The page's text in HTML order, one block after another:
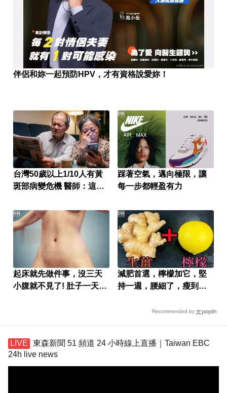
伴侶和妳一起預防HPV，才有資格說愛妳！
台灣50歲以上1/10人有黃
斑部病變危機 醫師：這成
踩著空氣，邁向極限，讓
每一步都輕盈有力
PR
起床就先做件事，沒三天
小腹就不見了! 肚子一天天
PR
減肥首選，檸檬加它，堅
持一週，腰細了，瘦到你
PR
Recommended by
東森新聞 51 頻道 24 小時線上直播｜Taiwan EBC
24h live news